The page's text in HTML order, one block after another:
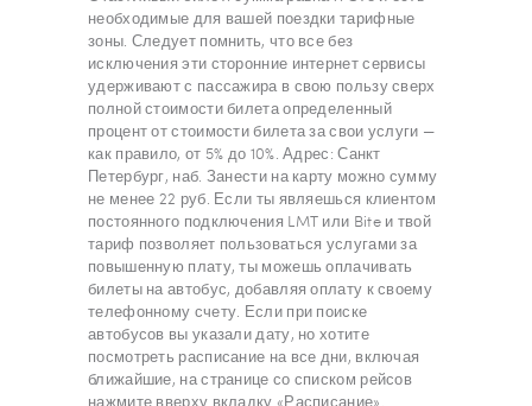
необходимые для вашей поездки тарифные
зоны. Следует помнить, что все без
исключения эти сторонние интернет сервисы
удерживают с пассажира в свою пользу сверх
полной стоимости билета определенный
процент от стоимости билета за свои услуги —
как правило, от 5% до 10%. Адрес: Санкт
Петербург, наб. Занести на карту можно сумму
не менее 22 руб. Если ты являешься клиентом
постоянного подключения LMT или Bite и твой
тариф позволяет пользоваться услугами за
повышенную плату, ты можешь оплачивать
билеты на автобус, добавляя оплату к своему
телефонному счету. Если при поиске
автобусов вы указали дату, но хотите
посмотреть расписание на все дни, включая
ближайшие, на странице со списком рейсов
нажмите вверху вкладку «Расписание».